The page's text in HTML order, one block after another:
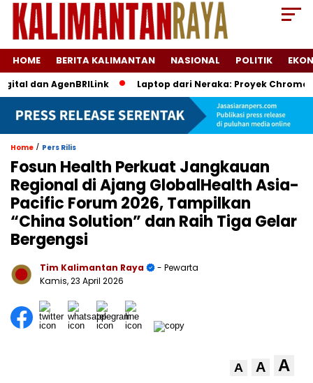
HOME BERITA KALIMANTAN NASIONAL POLITIK
dan AgenBRILink Laptop dari Neraka: Proyek
Home / Pers Rilis
Fosun Health Perkuat Jangkauan
Regional di Ajang GlobalHealth Asia-
Pacific Forum 2026, Tampilkan
“China Solution” dan Raih Tiga Gelar
Bergengsi
Tim Kalimantan Raya
- Pewarta
Kamis, 23 April 2026
A A A